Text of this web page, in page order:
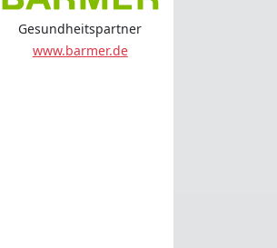
Gesundheitspartner
www.barmer.de